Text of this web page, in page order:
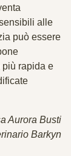
alle
può essere
più rapida e
Aurora Busti
Barkyn